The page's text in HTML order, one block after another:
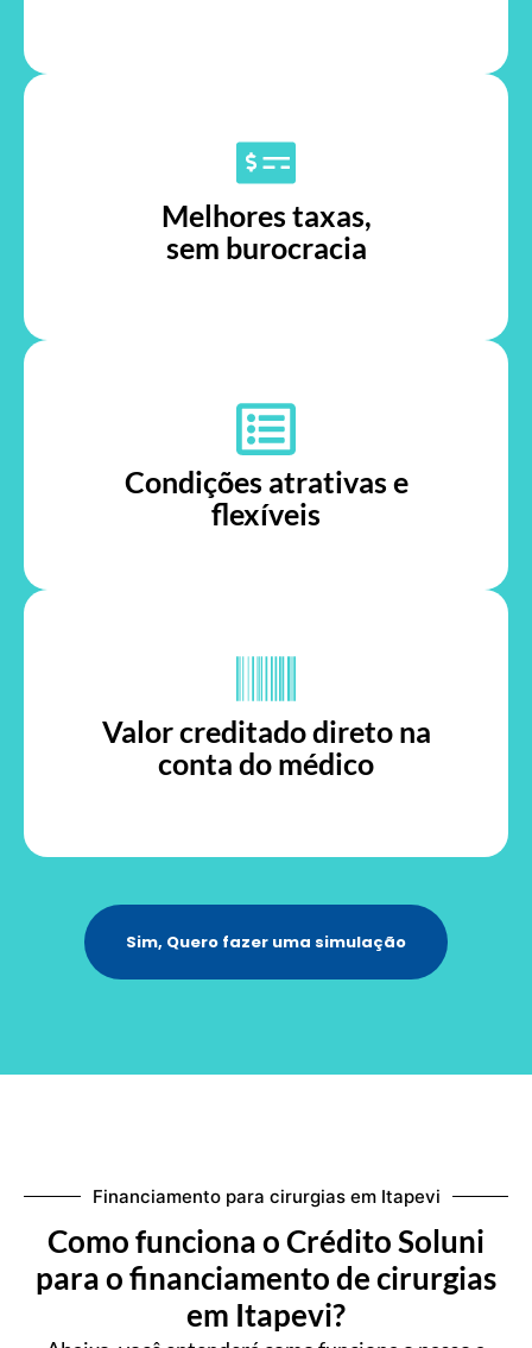
Melhores taxas,
sem burocracia
Condições atrativas e
flexíveis
Valor creditado direto na
conta do médico
Sim, Quero fazer uma simulação
Financiamento para cirurgias em Itapevi
Como funciona o Crédito Soluni
para o financiamento de cirurgias
em Itapevi?